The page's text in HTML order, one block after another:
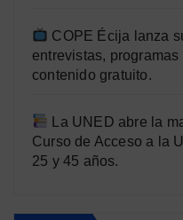
COPE Écija lanza
entrevistas,
contenido gratuito.
La UNED abre la
Curso de Acceso a la
25 y 45 años.